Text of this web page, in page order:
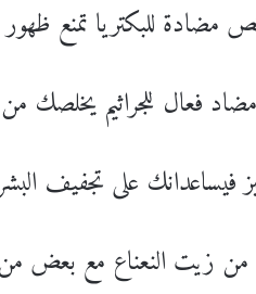
مضادة للبكتريا تمنع
فعال للجراثيم يخلصك من
فيساعدانك على تجفيف
زيت النعناع مع بعض